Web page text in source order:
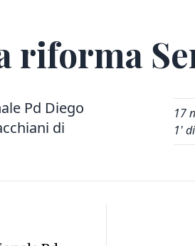
riforma
Pd Diego
di
17
1'